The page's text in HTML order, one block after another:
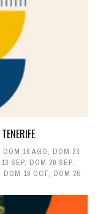
DOM 16 AGO, DOM 23
SEP, DOM 20 SEP,
DOM 18 OCT, DOM 25